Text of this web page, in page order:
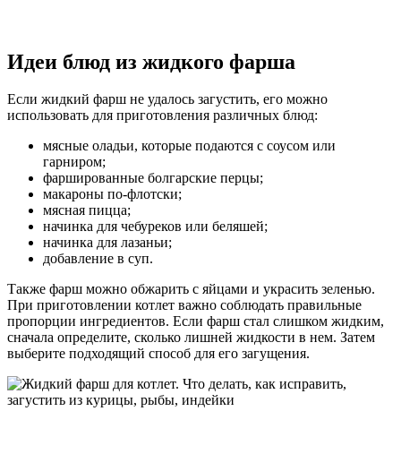
Идеи блюд из жидкого фарша
Если жидкий фарш не удалось загустить, его можно
использовать для приготовления различных блюд:
мясные оладьи, которые подаются с соусом или
гарниром;
фаршированные болгарские перцы;
макароны по-флотски;
мясная пицца;
начинка для чебуреков или беляшей;
начинка для лазаньи;
добавление в суп.
Также фарш можно обжарить с яйцами и украсить зеленью.
При приготовлении котлет важно соблюдать правильные
пропорции ингредиентов. Если фарш стал слишком жидким,
сначала определите, сколько лишней жидкости в нем. Затем
выберите подходящий способ для его загущения.